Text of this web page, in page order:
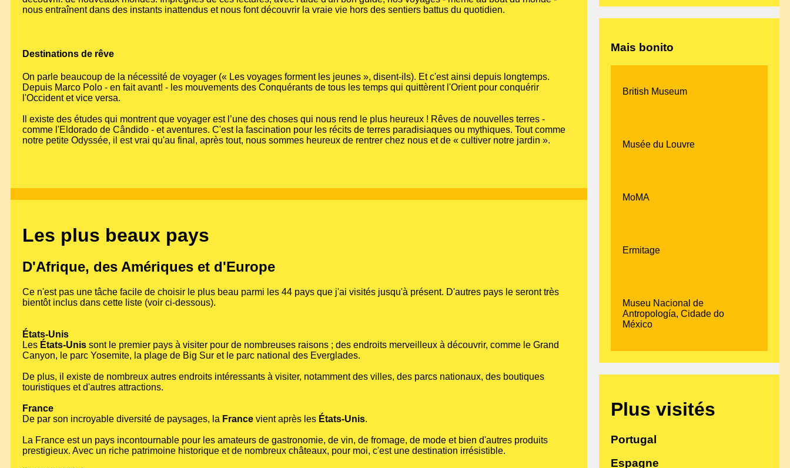
nous entraînent dans des instants inattendus et nous font découvrir la vraie vie hors des sentiers battus du quotidien.
Destinations de rêve
On parle beaucoup de la nécessité de voyager (« Les voyages forment les jeunes », disent-ils). Et c'est ainsi depuis longtemps.
Depuis Marco Polo - en fait avant! - les mouvements des Conquérants de tous les temps qui quittèrent l'Orient pour conquérir
l'Occident et vice versa.
Il existe des études qui montrent que voyager est l’une des choses qui nous rend le plus heureux ! Rêves de nouvelles terres -
comme l'Eldorado de Cândido - et aventures. C'est la fascination pour les récits de terres paradisiaques ou mythiques. Tout comme
notre petite Odyssée, il est vrai qu'au final, après tout, nous sommes heureux de rentrer chez nous et de « cultiver notre jardin ».
Les plus beaux pays
D'Afrique, des Amériques et d'Europe
Ce n'est pas une tâche facile de choisir le plus beau parmi les 44 pays que j'ai visités jusqu'à présent. D'autres pays le seront très
bientôt inclus dans cette liste (voir ci-dessous).
États-Unis
Les États-Unis sont le premier pays à visiter pour de nombreuses raisons ; des endroits merveilleux à découvrir, comme le Grand
Canyon, le parc Yosemite, la plage de Big Sur et le parc national des Everglades.
De plus, il existe de nombreux autres endroits intéressants à visiter, notamment des villes, des parcs nationaux, des boutiques
touristiques et d'autres attractions.
France
De par son incroyable diversité de paysages, la France vient après les États-Unis.
La France est un pays incontournable pour les amateurs de gastronomie, de vin, de fromage, de mode et bien d'autres produits
prestigieux. Avec un riche patrimoine historique et de nombreux châteaux, pour moi, c'est une destination irrésistible.
Mais bonito
British Museum
Musée du Louvre
MoMA
Ermitage
Museu Nacional de
Antropología, Cidade do
México
Plus visités
Portugal
Espagne